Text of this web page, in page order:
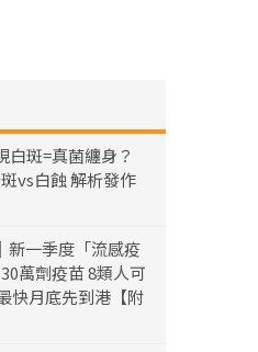
斑=真菌纏身？
vs白蝕 解析發作
新一季度「流感疫
萬劑疫苗 8類人可
快月底先到港【附